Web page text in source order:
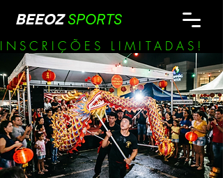
BEEOZ SPORTS
INSCRIÇÕES